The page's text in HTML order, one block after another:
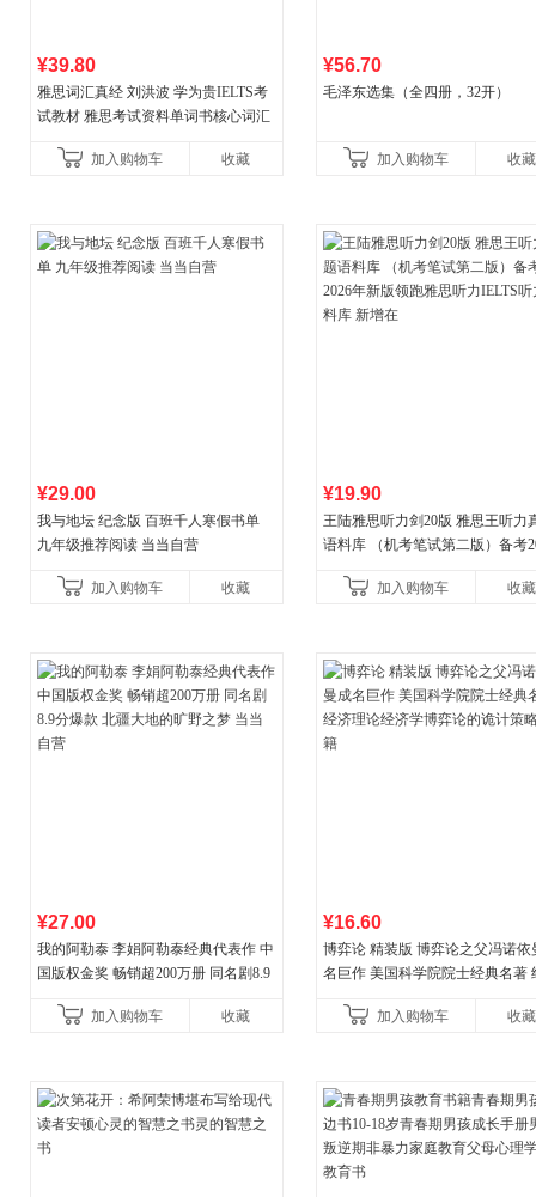
¥39.80
雅思词汇真经 刘洪波 学为贵IELTS考
试教材 雅思考试资料单词书核心词汇
加入购物车
收藏
¥56.70
毛泽东选集（全四册，32开）
加入购物车 收藏
¥29.00
我与地坛 纪念版 百班千人寒假书单
九年级推荐阅读 当当自营
加入购物车 收藏
¥19.90
王陆雅思听力剑20版 雅思王听力
语料库 （机考笔试第二版）备考
新增在
加入购物车 收藏
¥27.00
我的阿勒泰 李娟阿勒泰经典代表作 中
国版权金奖 畅销超200万册 同名剧8.9
加入购物车
收藏
¥16.60
博弈论 精装版 博弈论之父冯诺依
名巨作 美国科学院院士经典名著
加入购物车
收藏